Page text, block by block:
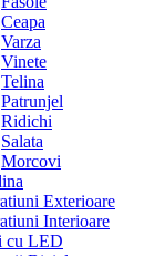
Ceapa
Varza
Vinete
Telina
Patrunjel
Ridichi
Salata
Morcovi
Exterioare
Interioare
cu LED